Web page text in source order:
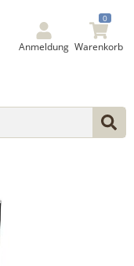
Anmeldung
0
Warenkorb